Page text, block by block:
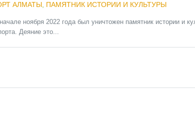
АЛМАТЫ, ПАМЯТНИК ИСТОРИИ И КУЛЬТУРЫ
ноября 2022 года был уничтожен памятник истории и
Деяние это...